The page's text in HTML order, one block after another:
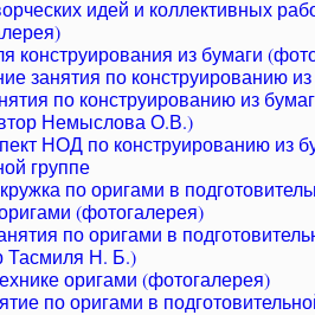
идей и коллективных
конструирования из бумаги
занятия по конструированию из
по конструированию из
Немыслова О.В.)
НОД по конструированию из
группе
по оригами в
(фотогалерея)
по оригами в
Тасмиля Н. Б.)
оригами (фотогалерея)
по оригами в